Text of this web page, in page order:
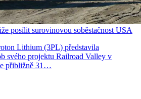
posílit surovinovou soběstačnost USA
Lithium (3PL) představila
svého projektu Railroad Valley v
přibližně 31…